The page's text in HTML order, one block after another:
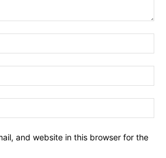
and website in this browser for the